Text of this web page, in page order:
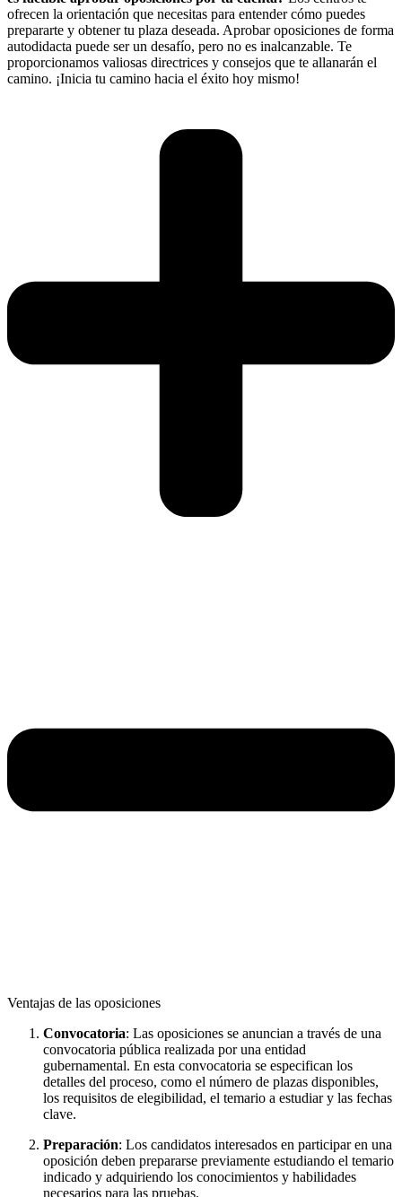
ofrecen la orientación que necesitas para entender cómo puedes
prepararte y obtener tu plaza deseada. Aprobar oposiciones de forma
autodidacta puede ser un desafío, pero no es inalcanzable. Te
proporcionamos valiosas directrices y consejos que te allanarán el
camino. ¡Inicia tu camino hacia el éxito hoy mismo!
Ventajas de las oposiciones
Convocatoria: Las oposiciones se anuncian a través de una
convocatoria pública realizada por una entidad
gubernamental. En esta convocatoria se especifican los
detalles del proceso, como el número de plazas disponibles,
los requisitos de elegibilidad, el temario a estudiar y las fechas
clave.
Preparación: Los candidatos interesados en participar en una
oposición deben prepararse previamente estudiando el temario
indicado y adquiriendo los conocimientos y habilidades
necesarios para las pruebas.